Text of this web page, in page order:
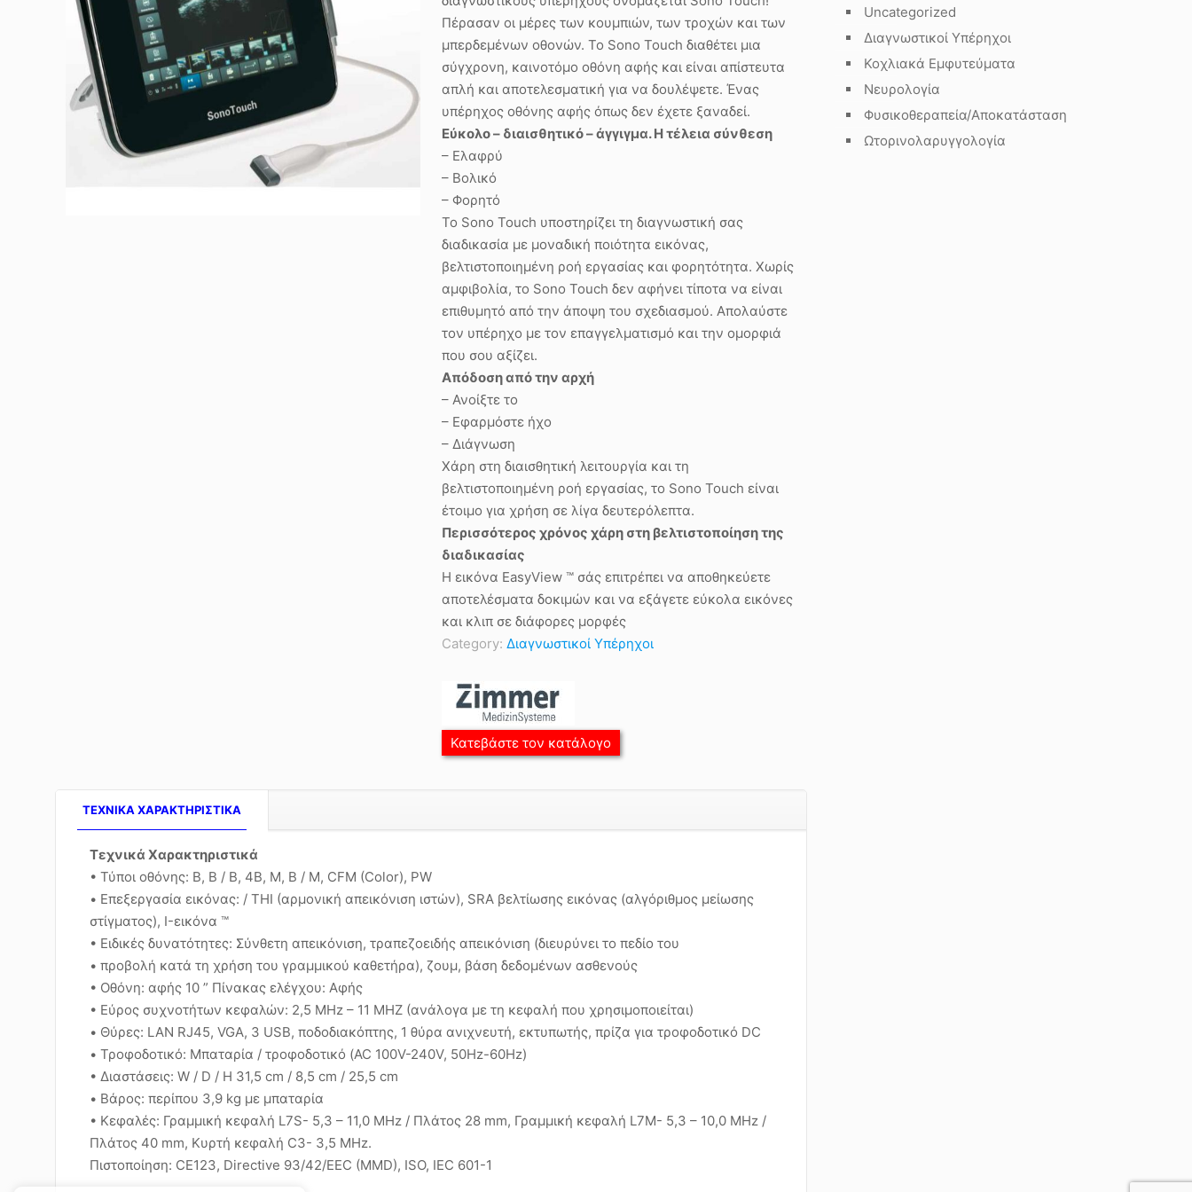
Πέρασαν οι μέρες των κουμπιών, των τροχών και των
μπερδεμένων οθονών. Το Sono Touch διαθέτει μια
σύγχρονη, καινοτόμο οθόνη αφής και είναι απίστευτα
απλή και αποτελεσματική για να δουλέψετε. Ένας
υπέρηχος οθόνης αφής όπως δεν έχετε ξαναδεί.
Εύκολο – διαισθητικό – άγγιγμα. Η τέλεια σύνθεση
– Ελαφρύ
– Βολικό
– Φορητό
Το Sono Touch υποστηρίζει τη διαγνωστική σας
διαδικασία με μοναδική ποιότητα εικόνας,
βελτιστοποιημένη ροή εργασίας και φορητότητα. Χωρίς
αμφιβολία, το Sono Touch δεν αφήνει τίποτα να είναι
επιθυμητό από την άποψη του σχεδιασμού. Απολαύστε
τον υπέρηχο με τον επαγγελματισμό και την ομορφιά
που σου αξίζει.
Απόδοση από την αρχή
– Ανοίξτε το
– Εφαρμόστε ήχο
– Διάγνωση
Χάρη στη διαισθητική λειτουργία και τη
βελτιστοποιημένη ροή εργασίας, το Sono Touch είναι
έτοιμο για χρήση σε λίγα δευτερόλεπτα.
Περισσότερος χρόνος χάρη στη βελτιστοποίηση της
διαδικασίας
Η εικόνα EasyView ™ σάς επιτρέπει να αποθηκεύετε
αποτελέσματα δοκιμών και να εξάγετε εύκολα εικόνες
και κλιπ σε διάφορες μορφές
Category: Διαγνωστικοί Υπέρηχοι
Κατεβάστε τον κατάλογο
TEXNIKA ΧΑΡΑΚΤΗΡΙΣΤΙΚΑ
Τεχνικά Χαρακτηριστικά
• Τύποι οθόνης: B, B / B, 4B, M, B / M, CFM (Color), PW
• Επεξεργασία εικόνας: / THI (αρμονική απεικόνιση ιστών), SRA βελτίωσης εικόνας (αλγόριθμος μείωσης
στίγματος), I-εικόνα ™
• Ειδικές δυνατότητες: Σύνθετη απεικόνιση, τραπεζοειδής απεικόνιση (διευρύνει το πεδίο του
• προβολή κατά τη χρήση του γραμμικού καθετήρα), ζουμ, βάση δεδομένων ασθενούς
• Οθόνη: αφής 10 ” Πίνακας ελέγχου: Αφής
• Εύρος συχνοτήτων κεφαλών: 2,5 MHz – 11 MHZ (ανάλογα με τη κεφαλή που χρησιμοποιείται)
• Θύρες: LAN RJ45, VGA, 3 USB, ποδοδιακόπτης, 1 θύρα ανιχνευτή, εκτυπωτής, πρίζα για τροφοδοτικό DC
• Τροφοδοτικό: Μπαταρία / τροφοδοτικό (AC 100V-240V, 50Hz-60Hz)
• Διαστάσεις: W / D / H 31,5 cm / 8,5 cm / 25,5 cm
• Βάρος: περίπου 3,9 kg με μπαταρία
• Κεφαλές: Γραμμική κεφαλή L7S- 5,3 – 11,0 MHz / Πλάτος 28 mm, Γραμμική κεφαλή L7M- 5,3 – 10,0 MHz /
Πλάτος 40 mm, Κυρτή κεφαλή C3- 3,5 MHz.
Πιστοποίηση: CE123, Directive 93/42/EEC (MMD), ISO, IEC 601-1
Uncategorized
Διαγνωστικοί Υπέρηχοι
Κοχλιακά Εμφυτεύματα
Νευρολογία
Φυσικοθεραπεία/Αποκατάσταση
Ωτορινολαρυγγολογία